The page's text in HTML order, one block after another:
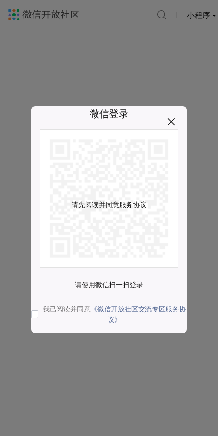
小程序
微信登录
请先阅读并同意服务协议
请使用微信扫一扫登录
我已阅读并同意 《微信开放社区交流专区服务协
议》